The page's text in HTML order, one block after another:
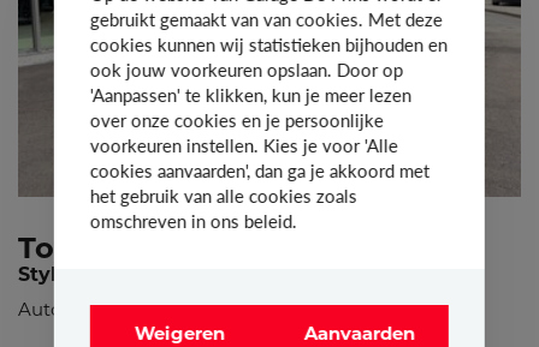
Toyota RAV-4
Style Plus
Auto: Anders
gebruikt gemaakt van van cookies. Met deze
cookies kunnen wij statistieken bijhouden en
ook jouw voorkeuren opslaan. Door op
'Aanpassen' te klikken, kun je meer lezen
over onze cookies en je persoonlijke
voorkeuren instellen. Kies je voor 'Alle
cookies aanvaarden', dan ga je akkoord met
het gebruik van alle cookies zoals
omschreven in ons beleid.
Weigeren Aanvaarden